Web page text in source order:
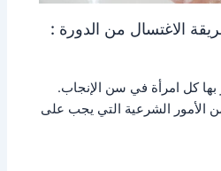
الاغتسال من الدورة :
بها كل امرأة في سن الإنجاب.
الأمور الشرعية التي يجب على